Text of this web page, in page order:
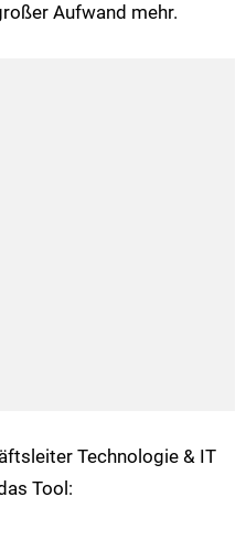
Aufwand mehr.
Technologie & IT
Tool: